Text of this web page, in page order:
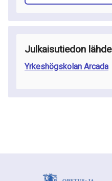
Julkaisutiedon lähde
Yrkeshögskolan Arcada